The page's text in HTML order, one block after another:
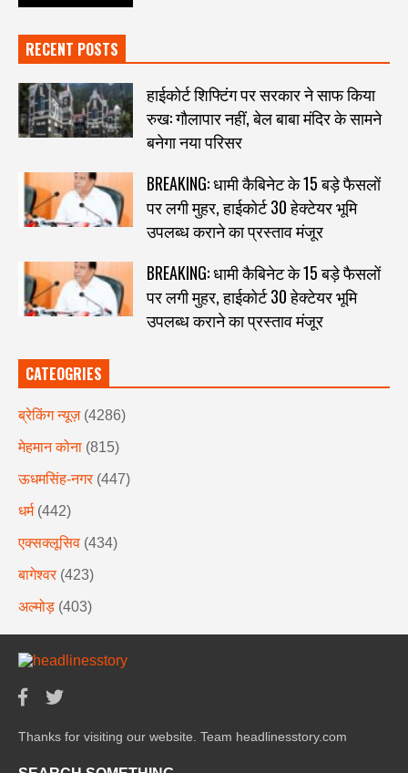
RECENT POSTS
हाईकोर्ट शिफ्टिंग पर सरकार ने साफ किया
रुख: गौलापार नहीं, बेल बाबा मंदिर के सामने
बनेगा नया परिसर
BREAKING: धामी कैबिनेट के 15 बड़े फैसलों
पर लगी मुहर, हाईकोर्ट 30 हेक्टेयर भूमि
उपलब्ध कराने का प्रस्ताव मंजूर
BREAKING: धामी कैबिनेट के 15 बड़े फैसलों
पर लगी मुहर, हाईकोर्ट 30 हेक्टेयर भूमि
उपलब्ध कराने का प्रस्ताव मंजूर
CATEOGRIES
ब्रेकिंग न्यूज़ (4286)
मेहमान कोना (815)
ऊधमसिंह-नगर (447)
धर्म (442)
एक्सक्लूसिव (434)
बागेश्वर (423)
अल्मोड़ (403)
Thanks for visiting our website. Team headlinesstory.com